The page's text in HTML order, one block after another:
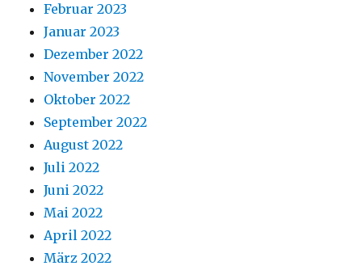
Februar 2023
Januar 2023
Dezember 2022
November 2022
Oktober 2022
September 2022
August 2022
Juli 2022
Juni 2022
Mai 2022
April 2022
März 2022